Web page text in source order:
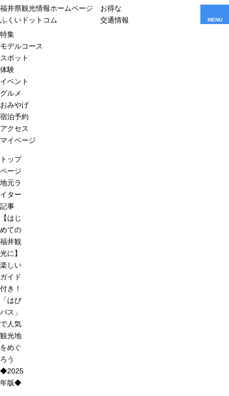
福井県観光情報ホームページ
ふくいドットコム
お得な
交通情報
MENU
特集
モデルコース
スポット
体験
イベント
グルメ
おみやげ
宿泊予約
アクセス
マイページ
トップ
ページ
地元ラ
イター
記事
【はじ
めての
福井観
光に】
楽しい
ガイド
付き！
「はぴ
バス」
で人気
観光地
をめぐ
ろう
◆2025
年版◆